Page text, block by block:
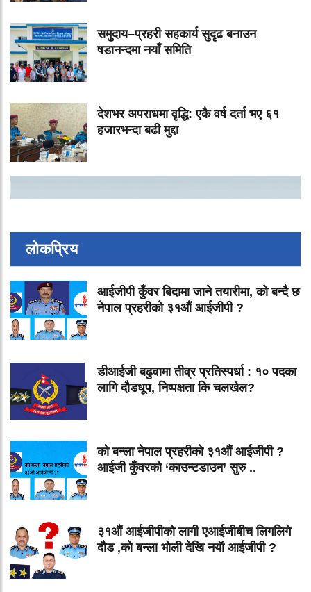
समुदाय–प्रहरी सहकार्य सुदृढ बनाउन
षडानन्दमा नयाँ समिति
देशभर अपराधमा वृद्धि: एकै वर्ष दर्ता भए ६१
हजारभन्दा बढी मुद्दा
लोकप्रिय
आईजीपी कुँवर बिदामा जाने तयारीमा, को बन्दै छ
नेपाल प्रहरीको ३१औं आईजीपी ?
डीआईजी बढुवामा तीव्र प्रतिस्पर्धा : १० पदका
लागि दौडधूप, निष्पक्षता कि चलखेल?
को बन्ला नेपाल प्रहरीको ३१औं आईजीपी ?
आईजी कुँवरको ‘काउन्टडाउन’ सुरु ..
३१औं आईजीपीको लागी एआईजीबीच लिगलिगे
दौड ,को बन्ला भोली देखि नयॅा आईजीपी ?